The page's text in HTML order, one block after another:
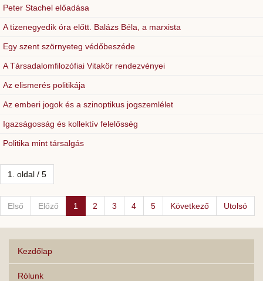
Peter Stachel előadása
A tizenegyedik óra előtt. Balázs Béla, a marxista
Egy szent szörnyeteg védőbeszéde
A Társadalomfilozófiai Vitakör rendezvényei
Az elismerés politikája
Az emberi jogok és a szinoptikus jogszemlélet
Igazságosság és kollektív felelősség
Politika mint társalgás
1. oldal / 5
Első Előző 1 2 3 4 5 Következő Utolsó
Kezdőlap
Rólunk